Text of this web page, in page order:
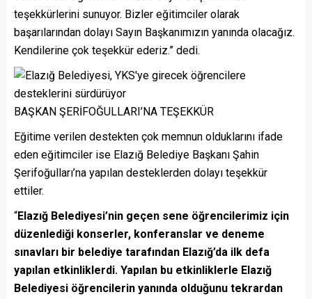
teşekkürlerini sunuyor. Bizler eğitimciler olarak
başarılarından dolayı Sayın Başkanımızın yanında olacağız.
Kendilerine çok teşekkür ederiz.” dedi.
BAŞKAN ŞERİFOĞULLARI’NA TEŞEKKÜR
Eğitime verilen destekten çok memnun olduklarını ifade
eden eğitimciler ise Elazığ Belediye Başkanı Şahin
Şerifoğulları’na yapılan desteklerden dolayı teşekkür
ettiler.
“Elazığ Belediyesi’nin geçen sene öğrencilerimiz için
düzenlediği konserler, konferanslar ve deneme
sınavları bir belediye tarafından Elazığ’da ilk defa
yapılan etkinliklerdi. Yapılan bu etkinliklerle Elazığ
Belediyesi öğrencilerin yanında olduğunu tekrardan